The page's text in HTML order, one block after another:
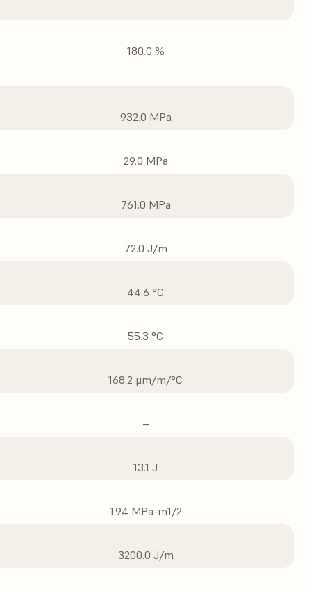
180.0 %
932.0 MPa
29.0 MPa
761.0 MPa
72.0 J/m
44.6 °C
55.3 °C
168.2 μm/m/°C
–
13.1 J
1.94 MPa-m1/2
3200.0 J/m